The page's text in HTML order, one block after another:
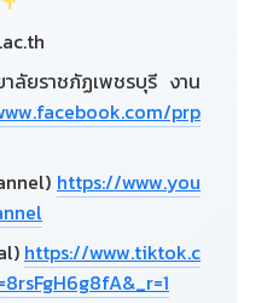
ลัยราชภัฏเพชรบุรี งาน
prp
https://www.you
https://www.tiktok.c